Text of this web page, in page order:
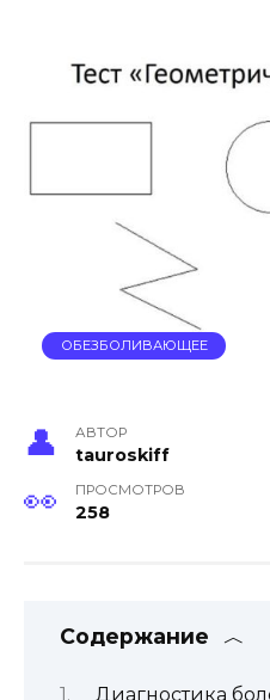
ОБЕЗБОЛИВАЮЩЕЕ
АВТОР
tauroskiff
ПРОСМОТРОВ
258
Содержание
Диагностика